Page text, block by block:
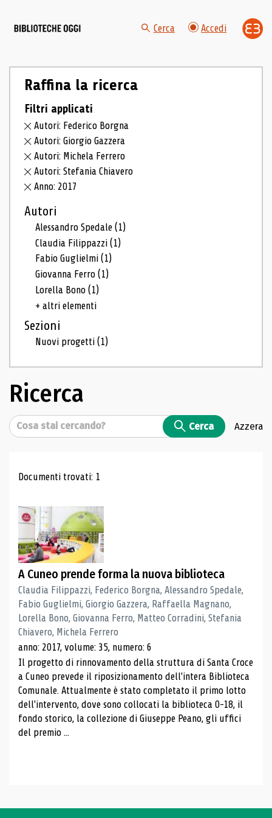
Cerca Accedi
Raffina la ricerca
Filtri applicati
Autori: Federico Borgna
Autori: Giorgio Gazzera
Autori: Michela Ferrero
Autori: Stefania Chiavero
Anno: 2017
Autori
Alessandro Spedale(1)
Claudia Filippazzi(1)
Fabio Guglielmi(1)
Giovanna Ferro(1)
Lorella Bono(1)
+ altri elementi
Sezioni
Nuovi progetti(1)
Ricerca
Cerca Cerca Azzera
Risultati di ricerca
Documenti trovati: 1
A Cuneo prende forma la nuova biblioteca
Claudia Filippazzi, Federico Borgna, Alessandro Spedale,
Fabio Guglielmi, Giorgio Gazzera, Raffaella Magnano,
Lorella Bono, Giovanna Ferro, Matteo Corradini, Stefania
Chiavero, Michela Ferrero
anno: 2017, volume: 35, numero: 6
Il progetto di rinnovamento della struttura di Santa Croce
a Cuneo prevede il riposizionamento dell'intera Biblioteca
Comunale. Attualmente è stato completato il primo lotto
dell'intervento, dove sono collocati la biblioteca 0-18, il
fondo storico, la collezione di Giuseppe Peano, gli uffici
del premio ...